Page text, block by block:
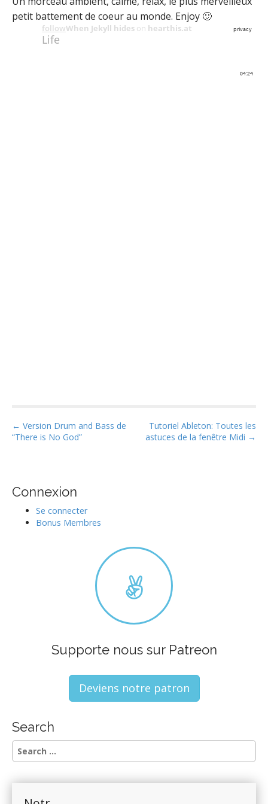
petit battement de coeur au monde. Enjoy 🙂
P
o
n
← Version Drum and Bass de
“There is No God”
Tutoriel Ableton: Toutes les
astuces de la fenêtre Midi →
Connexion
Se connecter
Bonus Membres
Supporte nous sur Patreon
Deviens notre patron
Search
S
e